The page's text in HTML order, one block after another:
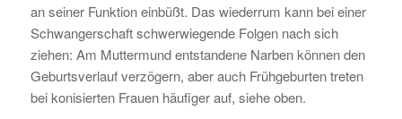
an seiner Funktion einbüßt. Das wiederrum kann bei einer
Schwangerschaft schwerwiegende Folgen nach sich
ziehen: Am Muttermund entstandene Narben können den
Geburtsverlauf verzögern, aber auch Frühgeburten treten
bei konisierten Frauen häufiger auf, siehe oben.